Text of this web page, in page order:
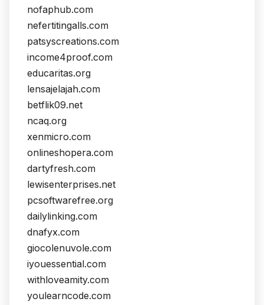
nofaphub.com
nefertitingalls.com
patsyscreations.com
income4proof.com
educaritas.org
lensajelajah.com
betflik09.net
ncaq.org
xenmicro.com
onlineshopera.com
dartyfresh.com
lewisenterprises.net
pcsoftwarefree.org
dailylinking.com
dnafyx.com
giocolenuvole.com
iyouessential.com
withloveamity.com
youlearncode.com